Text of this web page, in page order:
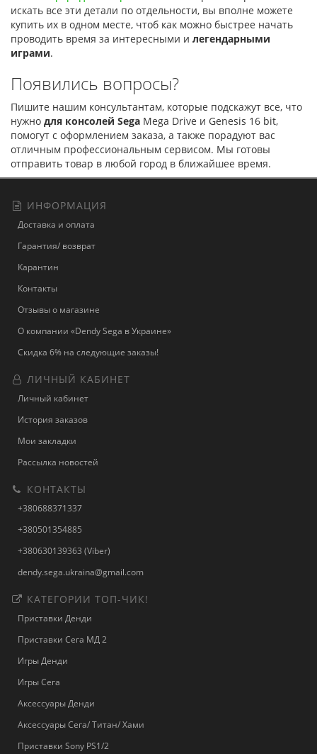
искать все эти детали по отдельности, вы вполне можете
купить их в одном месте, чтоб как можно быстрее начать
проводить время за интересными и легендарными
играми.
Появились вопросы?
Пишите нашим консультантам, которые подскажут все, что
нужно для консолей Sega Mega Drive и Genesis 16 bit,
помогут с оформлением заказа, а также порадуют вас
отличным профессиональным сервисом. Мы готовы
отправить товар в любой город в ближайшее время.
ИНФОРМАЦИЯ
Доставка и оплата
Гарантия/ возврат
Карантин
Контакты
Отзывы о магазине
О компании «Dendy Sega в Украине»
Скидка 6% на следующие заказы!
ЛИЧНЫЙ КАБИНЕТ
Личный кабинет
История заказов
Мои закладки
Рассылка новостей
КОНТАКТЫ
+380688371337
+380501354885
+380630139363 (Viber)
dendy.sega.ukraina@gmail.com
КАТЕГОРИИ ТОП-ЧИК!
Приставки Денди
Приставки Сега МД 2
Игры Денди
Игры Сега
Аксессуары Денди
Аксессуары Сега/ Титан/ Хами
Приставки Sony PS1/2